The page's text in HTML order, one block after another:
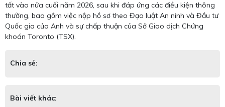
tất vào nửa cuối năm 2026, sau khi đáp ứng các điều kiện thông
thường, bao gồm việc nộp hồ sơ theo Đạo luật An ninh và Đầu tư
Quốc gia của Anh và sự chấp thuận của Sở Giao dịch Chứng
khoán Toronto (TSX).
Chia sẻ:
Bài viết khác: